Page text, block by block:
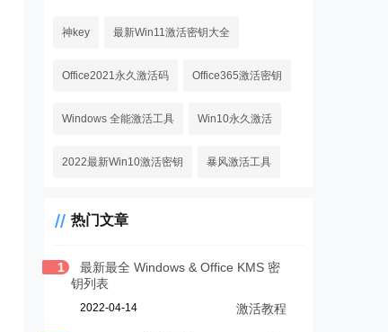
神key 最新Win11激活密钥大全
Office2021永久激活码 Office365激活密钥
Windows 全能激活工具 Win10永久激活
2022最新Win10激活密钥 暴风激活工具
热门文章
1
最新最全 Windows & Office KMS 密
钥列表
2022-04-14 激活教程